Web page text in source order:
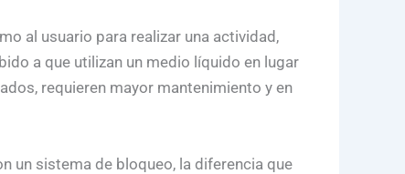
al usuario para realizar una actividad,
a que utilizan un medio líquido en lugar
requieren mayor mantenimiento y en
un sistema de bloqueo, la diferencia que